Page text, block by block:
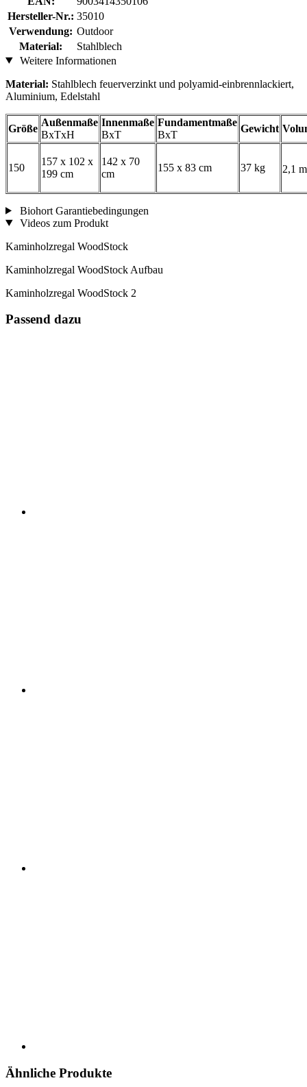
Hersteller-Nr.: 35010
Verwendung: Outdoor
Material:
Stahlblech
Weitere Informationen
Material: Stahlblech feuerverzinkt und polyamid-einbrennlackiert,
Aluminium, Edelstahl
Größe
Außenmaße
BxTxH
Innenmaße
BxT
Fundamentmaße
BxT
Gewicht
150
157 x 102 x
199 cm
142 x 70
cm
155 x 83 cm 37 kg 2,1 m
Biohort Garantiebedingungen
Videos zum Produkt
Kaminholzregal WoodStock
Kaminholzregal WoodStock Aufbau
Kaminholzregal WoodStock 2
Passend dazu
Ähnliche Produkte